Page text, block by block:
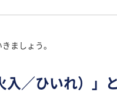
ましょう。
入／ひいれ）」